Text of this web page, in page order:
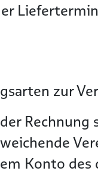
zur
Konto